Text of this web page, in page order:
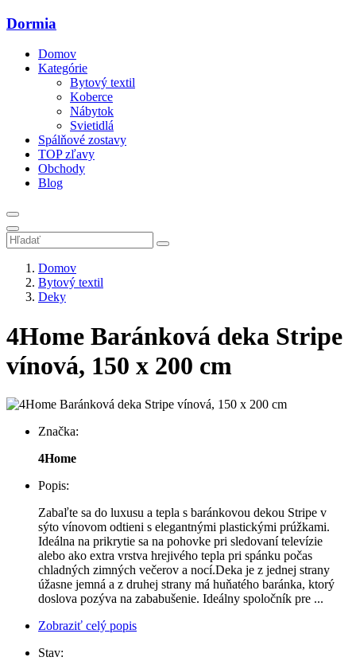
Dormia
Domov
Kategórie
Bytový textil
Koberce
Nábytok
Svietidlá
Spálňové zostavy
TOP zľavy
Obchody
Blog
Domov
Bytový textil
Deky
4Home Baránková deka Stripe
vínová, 150 x 200 cm
Značka:
4Home
Popis:
Zabaľte sa do luxusu a tepla s baránkovou dekou Stripe v
sýto vínovom odtieni s elegantnými plastickými prúžkami.
Ideálna na prikrytie sa na pohovke pri sledovaní televízie
alebo ako extra vrstva hrejivého tepla pri spánku počas
chladných zimných večerov a nocí.Deka je z jednej strany
úžasne jemná a z druhej strany má huňatého baránka, ktorý
doslova pozýva na zababušenie. Ideálny spoločník pre ...
Zobraziť celý popis
Stav: